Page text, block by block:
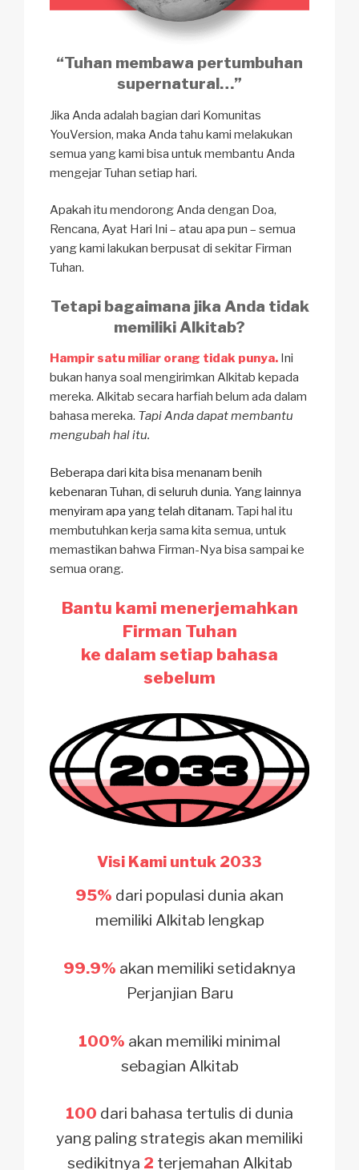
“Tuhan membawa pertumbuhan
supernatural…”
Jika Anda adalah bagian dari Komunitas
YouVersion, maka Anda tahu kami melakukan
semua yang kami bisa untuk membantu Anda
mengejar Tuhan setiap hari.
Apakah itu mendorong Anda dengan Doa,
Rencana, Ayat Hari Ini – atau apa pun – semua
yang kami lakukan berpusat di sekitar Firman
Tuhan.
Tetapi bagaimana jika Anda tidak
memiliki Alkitab?
Hampir satu miliar orang tidak punya. Ini
bukan hanya soal mengirimkan Alkitab kepada
mereka. Alkitab secara harfiah belum ada dalam
bahasa mereka. Tapi Anda dapat membantu
mengubah hal itu.
Beberapa dari kita bisa menanam benih
kebenaran Tuhan, di seluruh dunia. Yang lainnya
menyiram apa yang telah ditanam. Tapi hal itu
membutuhkan kerja sama kita semua, untuk
memastikan bahwa Firman-Nya bisa sampai ke
semua orang.
Bantu kami menerjemahkan
Firman Tuhan
ke dalam setiap bahasa
sebelum
Visi Kami untuk 2033
95% dari populasi dunia akan
memiliki Alkitab lengkap
99.9% akan memiliki setidaknya
Perjanjian Baru
100% akan memiliki minimal
sebagian Alkitab
100 dari bahasa tertulis di dunia
yang paling strategis akan memiliki
sedikitnya 2 terjemahan Alkitab